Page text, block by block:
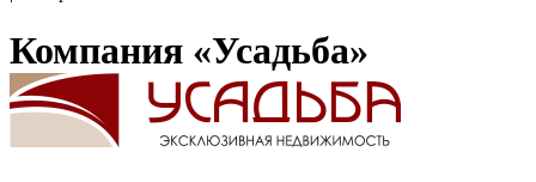
Компания «Усадьба»